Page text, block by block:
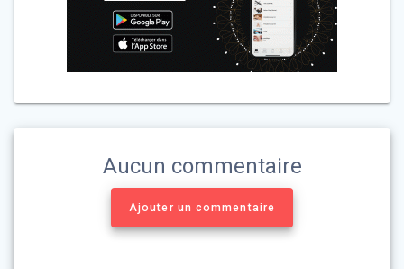
Aucun commentaire
Ajouter un commentaire